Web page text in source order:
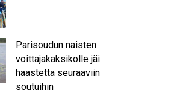
Parisoudun naisten
voittajakaksikolle jäi
haastetta seuraaviin
soutuihin